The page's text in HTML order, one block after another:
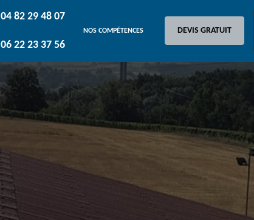
04 82 29 48 07
06 22 23 37 56
NOS COMPÉTENCES DEVIS GRATUIT